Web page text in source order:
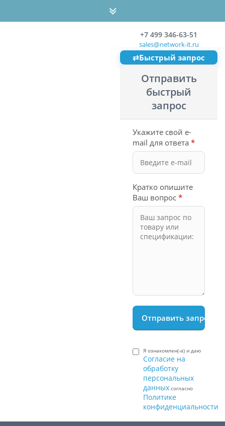
+7 499 346-63-51
sales@network-it.ru
⇄Быстрый запрос
Отправить
быстрый
запрос
Укажите свой e-
mail для ответа *
Кратко опишите
Ваш вопрос *
Я ознакомлен(-а) и даю
Согласие на
обработку
персональных
данных согласно
Политике
конфиденциальности